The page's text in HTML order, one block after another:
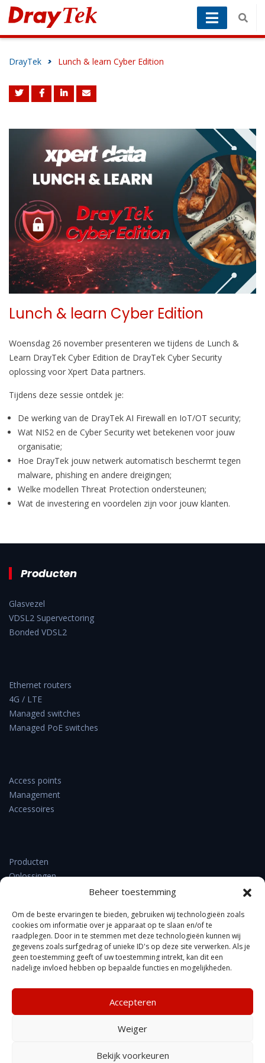
Beheer toestemming
Om de beste ervaringen te bieden, gebruiken wij technologieën zoals
cookies om informatie over je apparaat op te slaan en/of te
raadplegen. Door in te stemmen met deze technologieën kunnen wij
gegevens zoals surfgedrag of unieke ID's op deze site verwerken. Als je
geen toestemming geeft of uw toestemming intrekt, kan dit een
nadelige invloed hebben op bepaalde functies en mogelijkheden.
Accepteren
Weiger
Bekijk voorkeuren
DrayTek > Lunch & learn Cyber Edition
Lunch & learn Cyber Edition
Woensdag 26 november presenteren we tijdens de Lunch &
Learn DrayTek Cyber Edition de DrayTek Cyber Security
oplossing voor Xpert Data partners.
Tijdens deze sessie ontdek je:
De werking van de DrayTek AI Firewall en IoT/OT security;
Wat NIS2 en de Cyber Security wet betekenen voor jouw
organisatie;
Hoe DrayTek jouw netwerk automatisch beschermt tegen
malware, phishing en andere dreigingen;
Welke modellen Threat Protection ondersteunen;
Wat de investering en voordelen zijn voor jouw klanten.
Producten
Glasvezel
VDSL2 Supervectoring
Bonded VDSL2
Ethernet routers
4G / LTE
Managed switches
Managed PoE switches
Access points
Management
Accessoires
Producten
Oplossingen
Support & downloads
Nieuws
Contact
Over DrayTek
FAQ
Kennisbank
Copyright © Xpert Data b.v. gegevens, foto's of specificaties